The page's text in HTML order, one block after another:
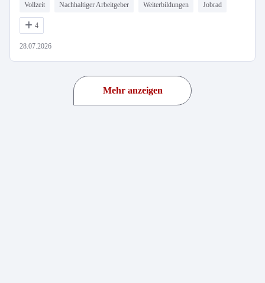
Vollzeit Nachhaltiger Arbeitgeber Weiterbildungen Jobrad
4
28.07.2026
Mehr anzeigen